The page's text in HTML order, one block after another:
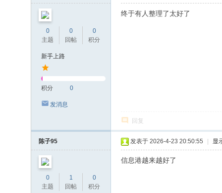
0
主题
0
回帖
0
积分
新手上路
积分 0
发消息
终于有人整理了太好了
回复
陈子95
0
主题
1
回帖
0
积分
发表于 2026-4-23 20:50:55 显
信息港越来越好了